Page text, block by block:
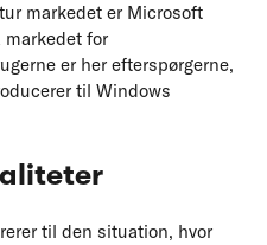
markedet er Microsoft
for
er her efterspørgerne,
til Windows
til den situation, hvor